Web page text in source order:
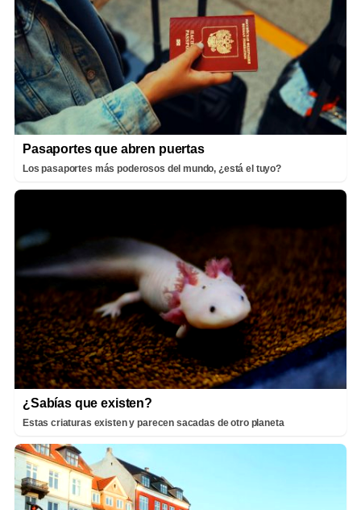
Pasaportes que abren puertas
Los pasaportes más poderosos del mundo, ¿está el tuyo?
¿Sabías que existen?
Estas criaturas existen y parecen sacadas de otro planeta